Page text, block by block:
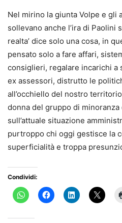
Nel mirino la giunta Volpe e gli
sollevano anche l’ira di
realta’ dice solo una cosa, in
pensato solo a fare affari,
consiglieri, regalare incarichi
ex assessori, distrutto le
all’occhiello del nostro
donna del gruppo di
sull’attuale situazione
purtroppo chi oggi gestisce la
superficialità e troppa
Condividi: